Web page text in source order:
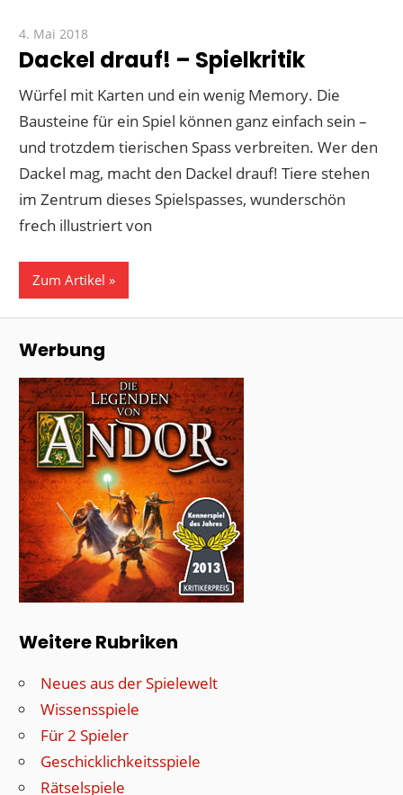
4. Mai 2018
Dackel drauf! – Spielkritik
Würfel mit Karten und ein wenig Memory. Die
Bausteine für ein Spiel können ganz einfach sein –
und trotzdem tierischen Spass verbreiten. Wer den
Dackel mag, macht den Dackel drauf! Tiere stehen
im Zentrum dieses Spielspasses, wunderschön
frech illustriert von
Zum Artikel
Werbung
Weitere Rubriken
Neues aus der Spielewelt
Wissensspiele
Für 2 Spieler
Geschicklichkeitsspiele
Rätselspiele